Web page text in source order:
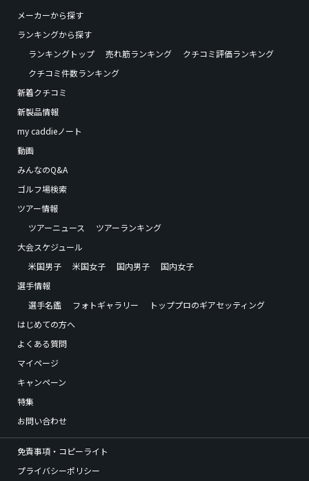
メーカーから探す
ランキングから探す
ランキングトップ
売れ筋ランキング
クチコミ評価ランキング
クチコミ件数ランキング
新着クチコミ
新製品情報
my caddieノート
動画
みんなのQ&A
ゴルフ場検索
ツアー情報
ツアーニュース
ツアーランキング
大会スケジュール
米国男子
米国女子 国内男子
国内女子
選手情報
選手名鑑
フォトギャラリー
トッププロのギアセッティング
はじめての方へ
よくある質問
マイページ
キャンペーン
特集
お問い合わせ
免責事項・コピーライト
プライバシーポリシー